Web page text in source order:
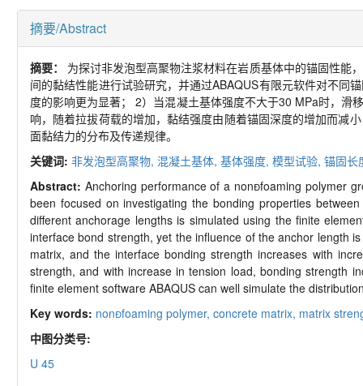
摘要/Abstract
摘要： 为探讨非发泡型高聚物注浆材料在岩质基体中的锚固性能
间的黏结性能进行试验研究，并通过ABAQUS有限元软件对不同
度的影响更为显著；
2）当混凝土基体强度不大于30 MPa时，滑
响，随着拉拔荷载的增加，黏结强度由随着锚固深度的增加而减
面黏结力的分布及传递规律。
关键词: 非发泡型高聚物, 混凝土基体, 基体强度, 模型试验, 锚固
Abstract: Anchoring performance of a nonfoaming polymer
been focused on investigating the bonding properties
different anchorage lengths is simulated using the finite
interface bond strength, yet the influence of the anchor length
matrix, and the interface bonding strength increases with
strength, and with increase in tension load, bonding strength
finite element software ABAQUS can well simulate the
Key words: nonfoaming polymer, concrete matrix, matrix
中图分类号:
U 45